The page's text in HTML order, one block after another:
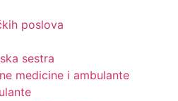
poslova
sestra
medicine i ambulante